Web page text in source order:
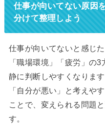
仕事が向いてない原因
分けて整理しよう
仕事が向いてないと感じ
「職場環境」「疲労」の
静に判断しやすくなりま
「自分が悪い」と考えや
ことで、変えられる問題
す。